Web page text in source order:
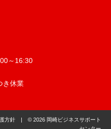
～16:30
き休業
方針 | © 2026 岡崎ビジネスサポート